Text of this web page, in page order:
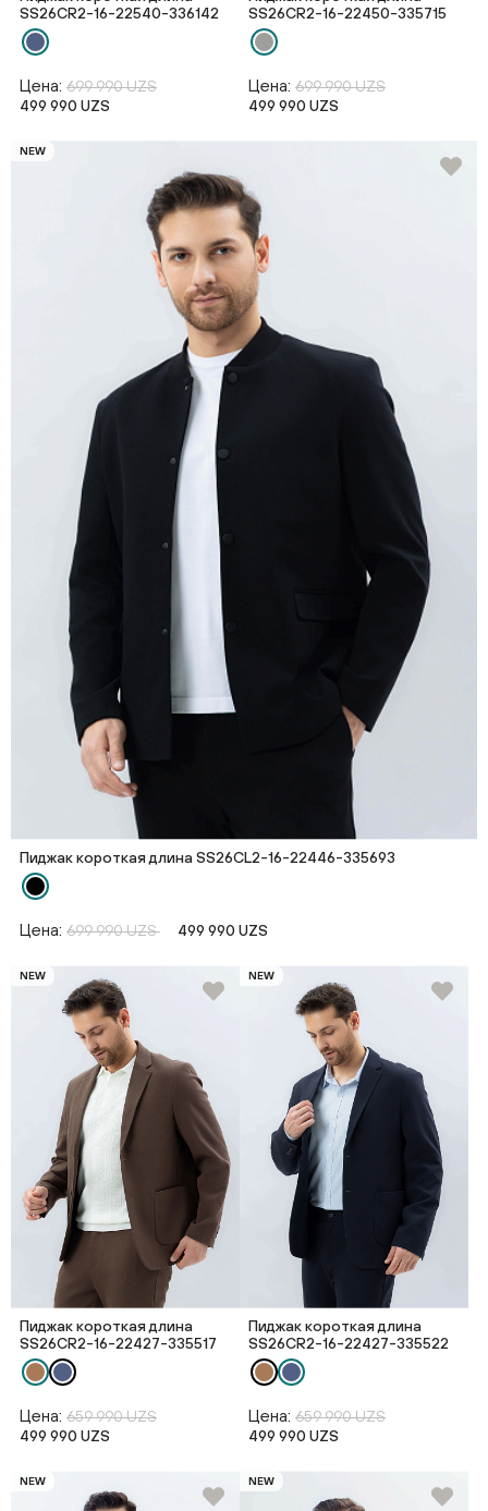
SS26CR2-16-22540-336142
Цена: 699 990 UZS
499 990 UZS
SS26CR2-16-22450-335715
Цена: 699 990 UZS
499 990 UZS
NEW
Пиджак короткая длина SS26CL2-16-22446-335693
Цена: 699 990 UZS 499 990 UZS
NEW
Пиджак короткая длина
SS26CR2-16-22427-335517
Цена: 659 990 UZS
499 990 UZS
NEW
Пиджак короткая длина
SS26CR2-16-22427-335522
Цена: 659 990 UZS
499 990 UZS
NEW NEW